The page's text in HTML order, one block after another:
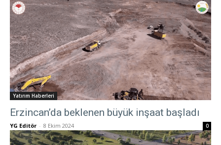
Yatırım Haberleri
Erzincan’da beklenen büyük inşaat başladı
YG Editör - 8 Ekim 2024 0